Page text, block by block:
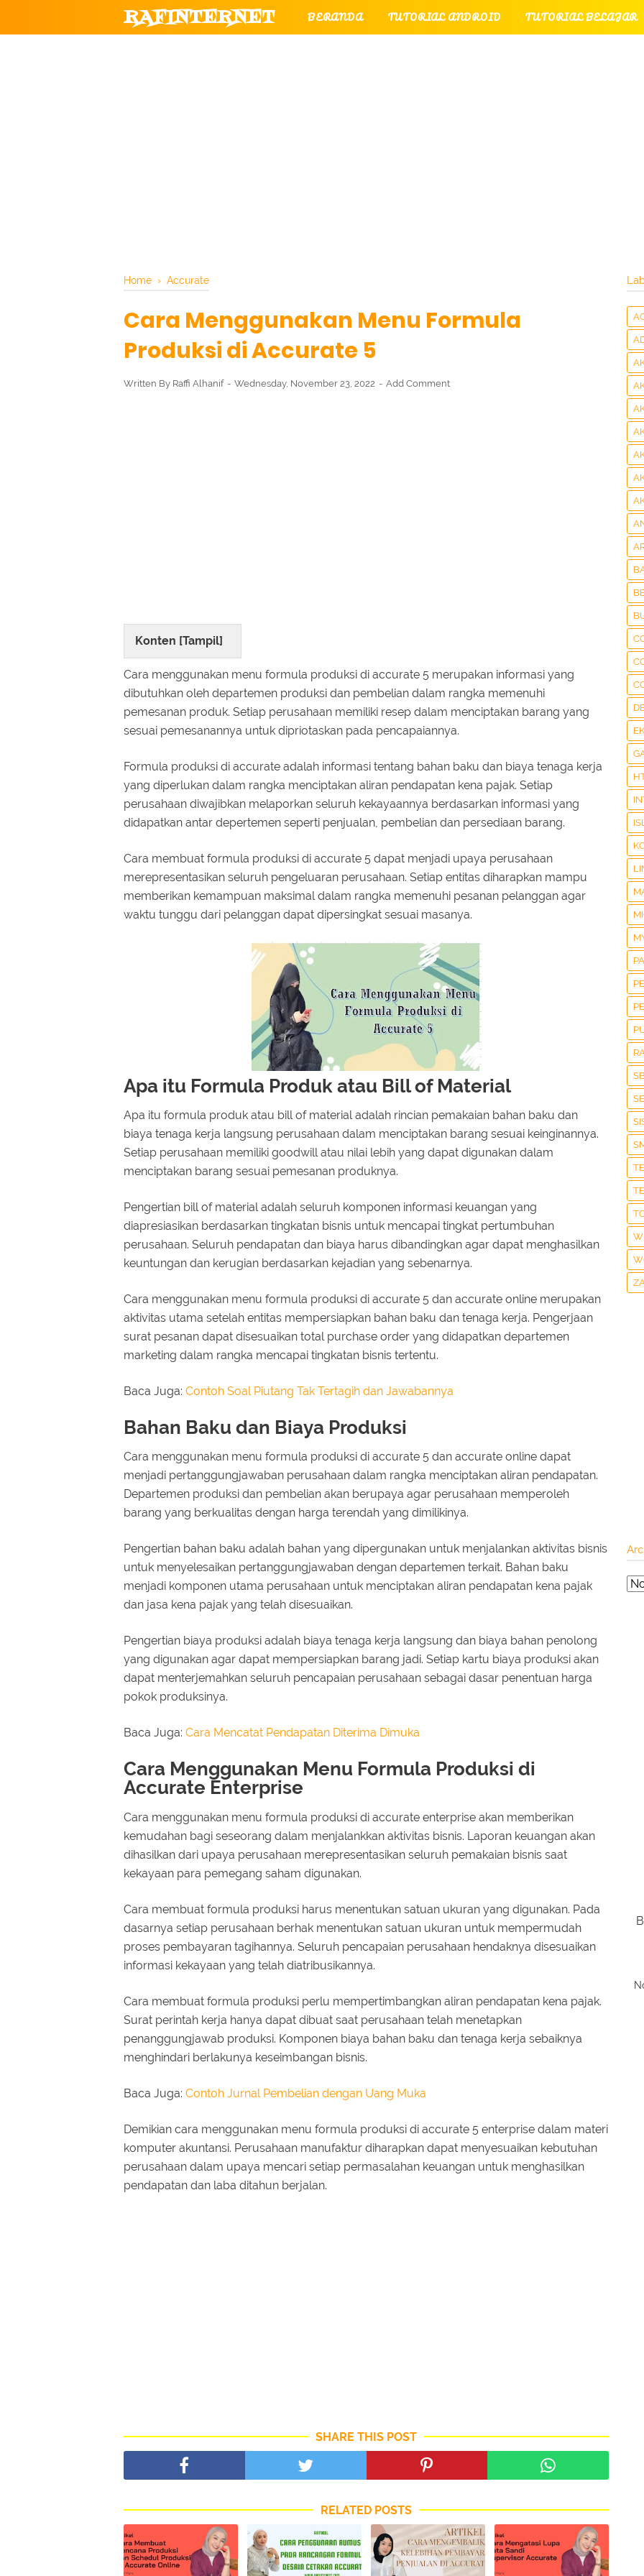
RAFINTERNET BERANDA TUTORIAL ANDROID TUTORIAL BELAJAR
Home › Accurate
Cara Menggunakan Menu Formula
Produksi di Accurate 5
Written By Raffi Alhanif Wednesday, November 23, 2022 Add Comment
Konten [Tampil]
Cara menggunakan menu formula produksi di accurate 5 merupakan informasi yang
dibutuhkan oleh departemen produksi dan pembelian dalam rangka memenuhi
pemesanan produk. Setiap perusahaan memiliki resep dalam menciptakan barang yang
sesuai pemesanannya untuk dipriotaskan pada pencapaiannya.
Formula produksi di accurate adalah informasi tentang bahan baku dan biaya tenaga kerja
yang diperlukan dalam rangka menciptakan aliran pendapatan kena pajak. Setiap
perusahaan diwajibkan melaporkan seluruh kekayaannya berdasarkan informasi yang
didapatkan antar depertemen seperti penjualan, pembelian dan persediaan barang.
Cara membuat formula produksi di accurate 5 dapat menjadi upaya perusahaan
merepresentasikan seluruh pengeluaran perusahaan. Setiap entitas diharapkan mampu
memberikan kemampuan maksimal dalam rangka memenuhi pesanan pelanggan agar
waktu tunggu dari pelanggan dapat dipersingkat sesuai masanya.
Apa itu Formula Produk atau Bill of Material
Apa itu formula produk atau bill of material adalah rincian pemakaian bahan baku dan
biaya tenaga kerja langsung perusahaan dalam menciptakan barang sesuai keinginannya.
Setiap perusahaan memiliki goodwill atau nilai lebih yang dapat digunakan dalam
menciptakan barang sesuai pemesanan produknya.
Pengertian bill of material adalah seluruh komponen informasi keuangan yang
diapresiasikan berdasarkan tingkatan bisnis untuk mencapai tingkat pertumbuhan
perusahaan. Seluruh pendapatan dan biaya harus dibandingkan agar dapat menghasilkan
keuntungan dan kerugian berdasarkan kejadian yang sebenarnya.
Cara menggunakan menu formula produksi di accurate 5 dan accurate online merupakan
aktivitas utama setelah entitas mempersiapkan bahan baku dan tenaga kerja. Pengerjaan
surat pesanan dapat disesuaikan total purchase order yang didapatkan departemen
marketing dalam rangka mencapai tingkatan bisnis tertentu.
Baca Juga: Contoh Soal Piutang Tak Tertagih dan Jawabannya
Bahan Baku dan Biaya Produksi
Cara menggunakan menu formula produksi di accurate 5 dan accurate online dapat
menjadi pertanggungjawaban perusahaan dalam rangka menciptakan aliran pendapatan.
Departemen produksi dan pembelian akan berupaya agar perusahaan memperoleh
barang yang berkualitas dengan harga terendah yang dimilikinya.
Pengertian bahan baku adalah bahan yang dipergunakan untuk menjalankan aktivitas bisnis
untuk menyelesaikan pertanggungjawaban dengan departemen terkait. Bahan baku
menjadi komponen utama perusahaan untuk menciptakan aliran pendapatan kena pajak
dan jasa kena pajak yang telah disesuaikan.
Pengertian biaya produksi adalah biaya tenaga kerja langsung dan biaya bahan penolong
yang digunakan agar dapat mempersiapkan barang jadi. Setiap kartu biaya produksi akan
dapat menterjemahkan seluruh pencapaian perusahaan sebagai dasar penentuan harga
pokok produksinya.
Baca Juga: Cara Mencatat Pendapatan Diterima Dimuka
Cara Menggunakan Menu Formula Produksi di
Accurate Enterprise
Cara menggunakan menu formula produksi di accurate enterprise akan memberikan
kemudahan bagi seseorang dalam menjalankkan aktivitas bisnis. Laporan keuangan akan
dihasilkan dari upaya perusahaan merepresentasikan seluruh pemakaian bisnis saat
kekayaan para pemegang saham digunakan.
Cara membuat formula produksi harus menentukan satuan ukuran yang digunakan. Pada
dasarnya setiap perusahaan berhak menentukan satuan ukuran untuk mempermudah
proses pembayaran tagihannya. Seluruh pencapaian perusahaan hendaknya disesuaikan
informasi kekayaan yang telah diatribusikannya.
Cara membuat formula produksi perlu mempertimbangkan aliran pendapatan kena pajak.
Surat perintah kerja hanya dapat dibuat saat perusahaan telah menetapkan
penanggungjawab produksi. Komponen biaya bahan baku dan tenaga kerja sebaiknya
menghindari berlakunya keseimbangan bisnis.
Baca Juga: Contoh Jurnal Pembelian dengan Uang Muka
Demikian cara menggunakan menu formula produksi di accurate 5 enterprise dalam materi
komputer akuntansi. Perusahaan manufaktur diharapkan dapat menyesuaikan kebutuhan
perusahaan dalam upaya mencari setiap permasalahan keuangan untuk menghasilkan
pendapatan dan laba ditahun berjalan.
SHARE THIS POST
RELATED POSTS